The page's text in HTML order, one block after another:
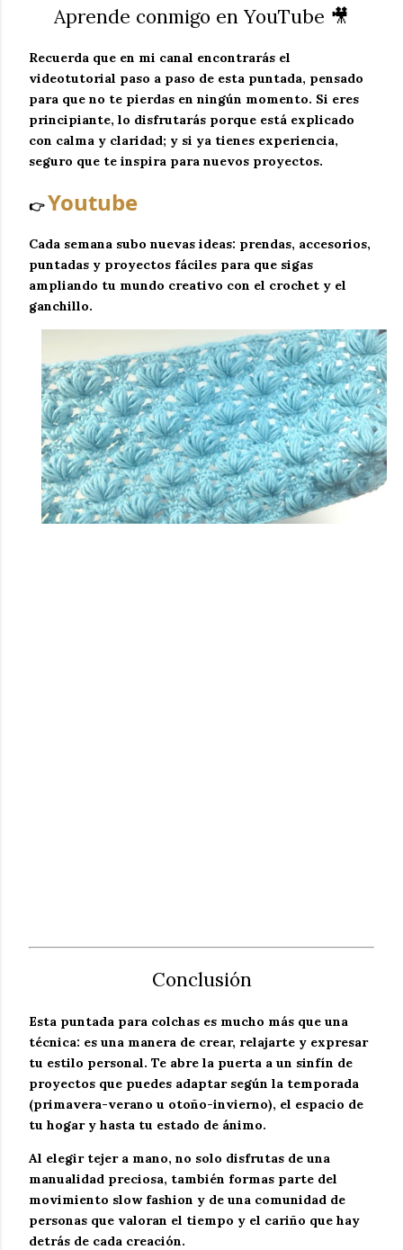
Aprende conmigo en YouTube 🎥
Recuerda que en mi canal encontrarás el
videotutorial paso a paso de esta puntada, pensado
para que no te pierdas en ningún momento. Si eres
principiante, lo disfrutarás porque está explicado
con calma y claridad; y si ya tienes experiencia,
seguro que te inspira para nuevos proyectos.
👉Youtube
Cada semana subo nuevas ideas: prendas, accesorios,
puntadas y proyectos fáciles para que sigas
ampliando tu mundo creativo con el crochet y el
ganchillo.
Conclusión
Esta puntada para colchas es mucho más que una
técnica: es una manera de crear, relajarte y expresar
tu estilo personal. Te abre la puerta a un sinfín de
proyectos que puedes adaptar según la temporada
(primavera-verano u otoño-invierno), el espacio de
tu hogar y hasta tu estado de ánimo.
Al elegir tejer a mano, no solo disfrutas de una
manualidad preciosa, también formas parte del
movimiento slow fashion y de una comunidad de
personas que valoran el tiempo y el cariño que hay
detrás de cada creación.